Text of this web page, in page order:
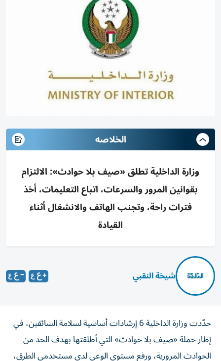
الخلاصه
وزارة الداخلية تطلق «صيف بلا حوادث»: الالتزام
بقوانين المرور والسرعات، اتباع التعليمات، أخذ
فترات راحة، وتجنب الهاتف والانشغال أثناء
القيادة
شيخة النقبي
حدّدت وزارة الداخلية 6 إرشادات أساسية لسلامة السائقين، في
إطار حملة «صيف بلا حوادث» التي أطلقتها بهدف الحد من
الحوادث المرورية، ورفع مستوى الوعي لدى مستخدمي الطرق،